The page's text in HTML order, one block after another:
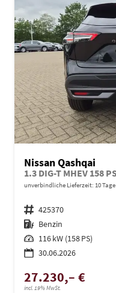
Nissan Qashqai
unverbindliche Lieferzeit: 10 Tage
Fahrzeugnr. 425370
Kraftstoff Benzin
Leistung 116 kW (158 PS)
30.06.2026
27.230,– €
incl. 19% MwSt.